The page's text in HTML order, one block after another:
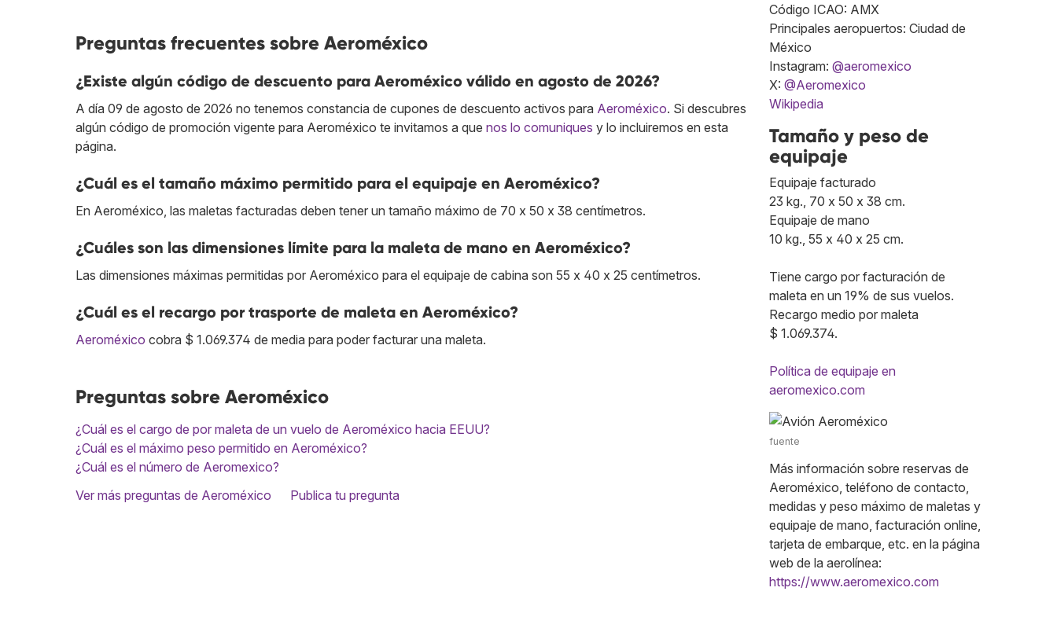
Preguntas frecuentes sobre Aeroméxico
¿Existe algún código de descuento para Aeroméxico válido en agosto de 2026?
A día 09 de agosto de 2026 no tenemos constancia de cupones de descuento activos para Aeroméxico. Si descubres
algún código de promoción vigente para Aeroméxico te invitamos a que nos lo comuniques y lo incluiremos en esta
página.
¿Cuál es el tamaño máximo permitido para el equipaje en Aeroméxico?
En Aeroméxico, las maletas facturadas deben tener un tamaño máximo de 70 x 50 x 38 centímetros.
¿Cuáles son las dimensiones límite para la maleta de mano en Aeroméxico?
Las dimensiones máximas permitidas por Aeroméxico para el equipaje de cabina son 55 x 40 x 25 centímetros.
¿Cuál es el recargo por trasporte de maleta en Aeroméxico?
Aeroméxico cobra $ 1.069.374 de media para poder facturar una maleta.
Preguntas sobre Aeroméxico
¿Cuál es el cargo de por maleta de un vuelo de Aeroméxico hacia EEUU?
¿Cuál es el máximo peso permitido en Aeroméxico?
¿Cuál es el número de Aeromexico?
Ver más preguntas de Aeroméxico
Publica tu pregunta
Código ICAO: AMX
Principales aeropuertos: Ciudad de
México
Instagram: @aeromexico
X: @Aeromexico
Wikipedia
Tamaño y peso de
equipaje
Equipaje facturado
23 kg., 70 x 50 x 38 cm.
Equipaje de mano
10 kg., 55 x 40 x 25 cm.
Tiene cargo por facturación de
maleta en un 19% de sus vuelos.
Recargo medio por maleta
$ 1.069.374.
Política de equipaje en
aeromexico.com
fuente
Más información sobre reservas de
Aeroméxico, teléfono de contacto,
medidas y peso máximo de maletas y
equipaje de mano, facturación online,
tarjeta de embarque, etc. en la página
web de la aerolínea:
https://www.aeromexico.com